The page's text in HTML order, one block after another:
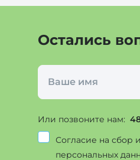
Остались
Или позвоните нам:
Согласие на сбор
персональных